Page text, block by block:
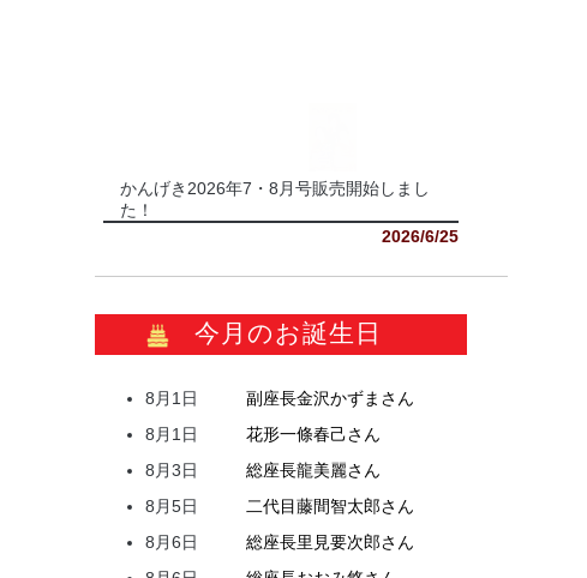
かんげき2026年7・8月号販売開始しまし
た！
2026/6/25
今月のお誕生日
8月1日 副座長金沢かずま さん
8月1日
花形一條春己さん
8月3日
総座長龍美麗さん
8月5日
二代目藤間智太郎さん
8月6日
総座長里見要次郎さん